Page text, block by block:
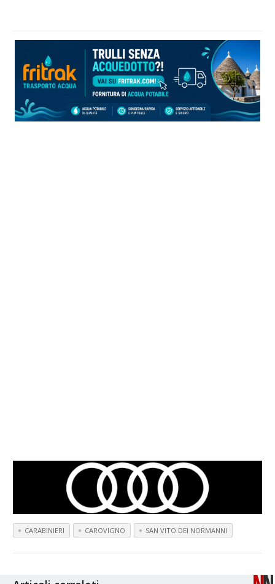
CARABINIERI CAROVIGNO SAN VITO DEI NORMANNI